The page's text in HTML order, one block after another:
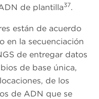
de plantilla37.
están de acuerdo
en la secuenciación
de entregar datos
de base única,
de los
de ADN que se